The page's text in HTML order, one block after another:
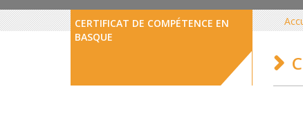
CERTIFICAT DE COMPÉTENCE EN
BASQUE